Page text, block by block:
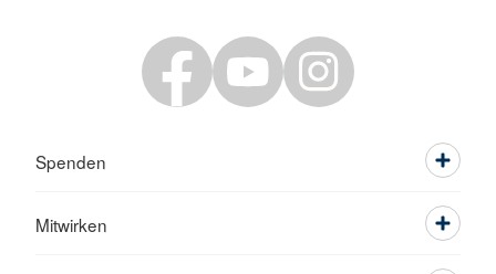
Spenden
Mitwirken